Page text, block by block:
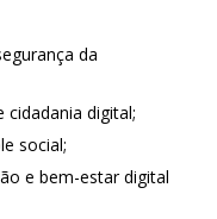
da
cidadania digital;
social;
e bem-estar digital